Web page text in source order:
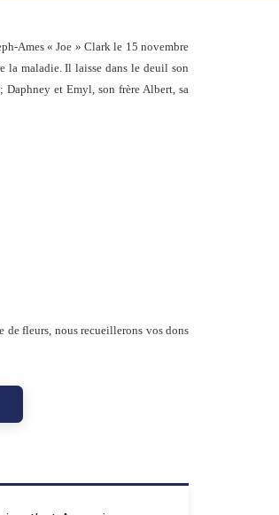
Ames « Joe » Clark le 15 novembre
la maladie. Il laisse dans le deuil son
Daphney et Emyl, son frère Albert, sa
de fleurs, nous recueillerons vos dons